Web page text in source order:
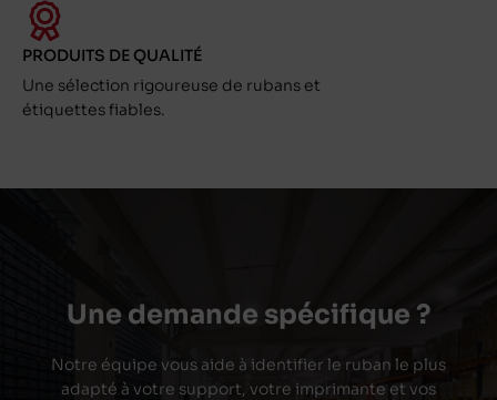
PRODUITS DE QUALITÉ
Une sélection rigoureuse de rubans et
étiquettes fiables.
Une demande spécifique ?
Notre équipe vous aide à identifier le ruban le plus
adapté à votre support, votre imprimante et vos